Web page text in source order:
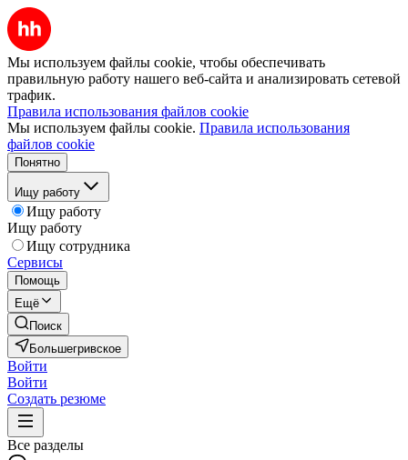
Мы используем файлы cookie, чтобы обеспечивать
правильную работу нашего веб-сайта и анализировать сетевой
трафик.
Правила использования файлов cookie
Мы используем файлы cookie. Правила использования
файлов cookie
Понятно
Ищу работу
Ищу работу
Ищу работу
Ищу сотрудника
Сервисы
Помощь
Ещё
Поиск
Большегривское
Войти
Войти
Создать резюме
Все разделы